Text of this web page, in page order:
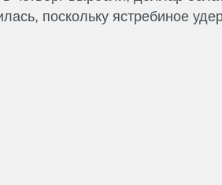
поскольку ястребиное